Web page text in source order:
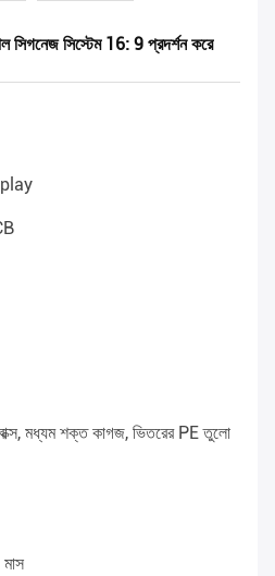
সিস্টেম 16: 9 প্রদর্শন করে
বাক্স, মধ্যম শক্ত কাগজ, ভিতরের PE তুলো